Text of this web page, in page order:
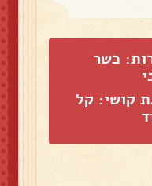
כשר
קושי: קל